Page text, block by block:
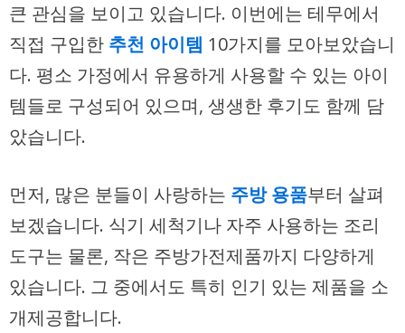
큰 관심을 보이고 있습니다. 이번에는 테무에서
직접 구입한 추천 아이템 10가지를 모아보았습니
다. 평소 가정에서 유용하게 사용할 수 있는 아이
템들로 구성되어 있으며, 생생한 후기도 함께 담
았습니다.
먼저, 많은 분들이 사랑하는 주방 용품부터 살펴
보겠습니다. 식기 세척기나 자주 사용하는 조리
도구는 물론, 작은 주방가전제품까지 다양하게
있습니다. 그 중에서도 특히 인기 있는 제품을 소
개제공합니다.